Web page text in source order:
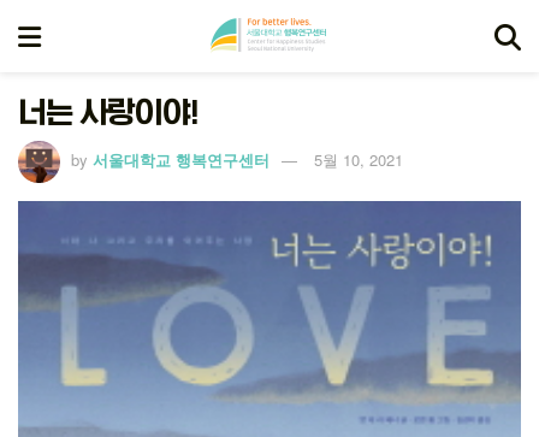
너는 사랑이야!
by 서울대학교 행복연구센터 5월 10, 2021